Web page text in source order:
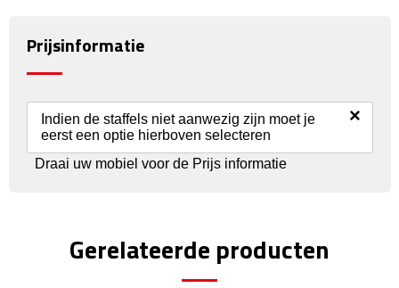
Reisstekkers
Reissetjes
Auto Accessoires
Prijsinformatie
Indien de staffels niet aanwezig zijn moet je
eerst een optie hierboven selecteren
×
Draai uw mobiel voor de Prijs informatie
Gerelateerde producten